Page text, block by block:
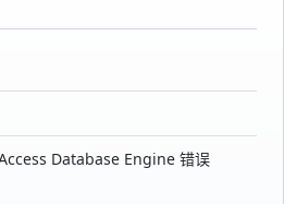
Database Engine 错误